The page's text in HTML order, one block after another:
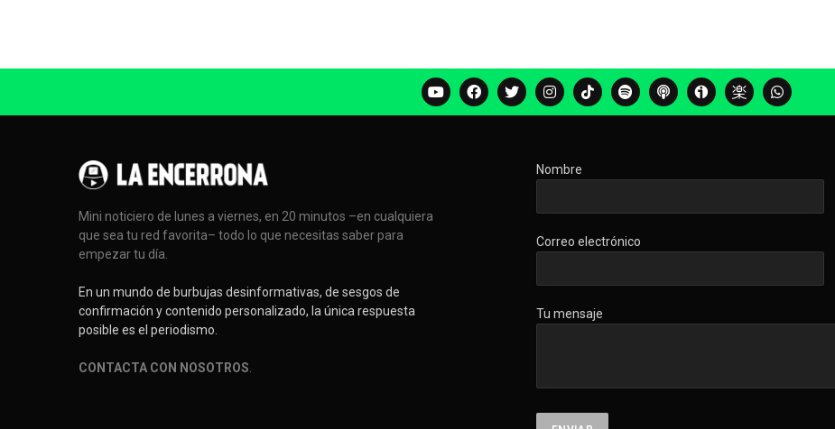
Mini noticiero de lunes a viernes, en 20 minutos –en cualquiera
que sea tu red favorita– todo lo que necesitas saber para
empezar tu día.
En un mundo de burbujas desinformativas, de sesgos de
confirmación y contenido personalizado, la única respuesta
posible es el periodismo.
CONTACTA CON NOSOTROS
Nombre
Correo electrónico
Tu mensaje